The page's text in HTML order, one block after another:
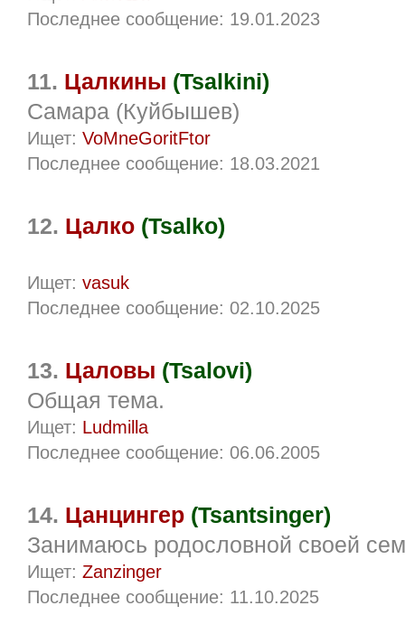
Последнее сообщение: 19.01.2023
11. Цалкины (Tsalkini)
Самара (Куйбышев)
Ищет: VoMneGoritFtor
Последнее сообщение: 18.03.2021
12. Цалко (Tsalko)
Ищет: vasuk
Последнее сообщение: 02.10.2025
13. Цаловы (Tsalovi)
Общая тема.
Ищет: Ludmilla
Последнее сообщение: 06.06.2005
14. Цанцингер (Tsantsinger)
Занимаюсь родословной своей
Ищет: Zanzinger
Последнее сообщение: 11.10.2025